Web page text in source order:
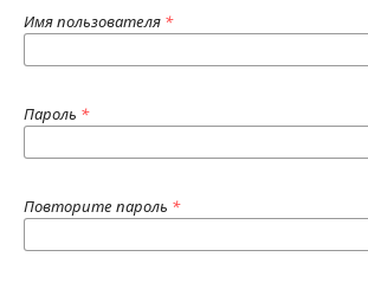
Имя пользователя *
Пароль *
Повторите пароль *